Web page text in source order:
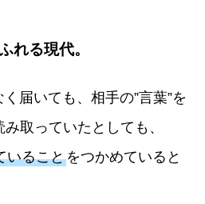
れる現代。
届いても、相手の”言葉”を
取っていたとしても、
いることをつかめていると